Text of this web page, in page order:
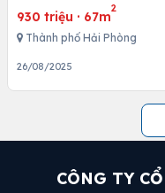
930 triệu · 67m
2
Thành phố Hải Phòng
26/08/2025
CÔNG TY